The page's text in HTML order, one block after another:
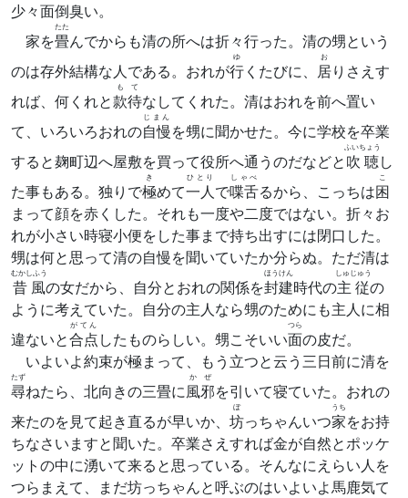
少々面倒臭い。
家を畳
たた
んでからも清の所へは折々行った。清の甥という
のは存外結構な人である。おれが行
ゆ
くたびに、 居
お
りさえす
れば、何くれと款待
もて
なしてくれた。清はおれを前へ置い
て、いろいろおれの自慢
じまん
を甥に聞かせた。今に学校を卒業
すると麹町辺へ屋敷を買って役所へ通うのだなどと吹聴
ふいちょう
し
た事もある。独りで極
き
めて一人
ひとり
で喋舌
しゃべ
るから、こっちは困
こ
まって顔を赤くした。それも一度や二度ではない。折々お
れが小さい時寝小便をした事まで持ち出すには閉口した。
甥は何と思って清の自慢を聞いていたか分らぬ。ただ清は
昔風
むかしふう
の女だから、自分とおれの関係を封建
ほうけん
時代の主従
しゅじゅう
の
ように考えていた。自分の主人なら甥のためにも主人に相
違ないと合点
がてん
したものらしい。甥こそいい面
つら
の皮だ。
いよいよ約束が極まって、もう立つと云う三日前に清を
尋
たず
ねたら、北向きの三畳に風邪
かぜ
を引いて寝ていた。おれの
来たのを見て起き直るが早いか、 坊
ぼ
っちゃんいつ家
うち
をお持
ちなさいますと聞いた。卒業さえすれば金が自然とポッケ
ットの中に湧いて来ると思っている。そんなにえらい人を
つらまえて、まだ坊っちゃんと呼ぶのはいよいよ馬鹿気て